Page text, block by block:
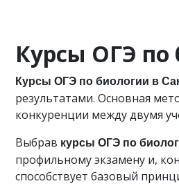
Курсы ОГЭ по
Курсы ОГЭ по биологии в
результатами. Основная
конкуренции между двумя
Выбрав курсы ОГЭ по
профильному экзамену и,
способствует базовый